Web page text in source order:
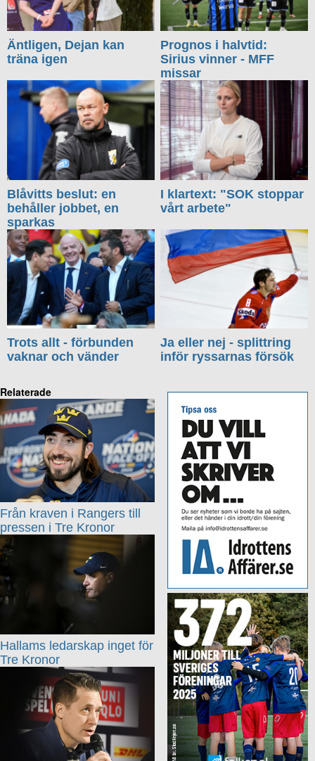
Äntligen, Dejan kan
träna igen
Prognos i halvtid:
Sirius vinner - MFF
missar
Blåvitts beslut: en
behåller jobbet, en
sparkas
I klartext: "SOK stoppar
vårt arbete"
Trots allt - förbunden
vaknar och vänder
Ja eller nej - splittring
inför ryssarnas försök
Relaterade
Från kraven i Rangers till
pressen i Tre Kronor
Hallams ledarskap inget för
Tre Kronor